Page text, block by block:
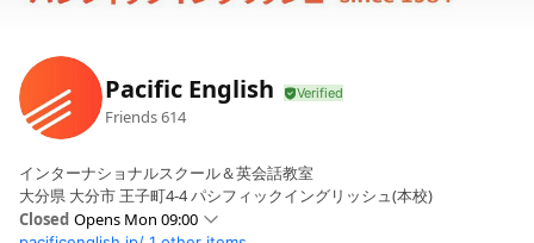
Pacific English
Friends614
インターナショナルスクール＆英会話教室
大分県 大分市 王子町4-4 パシフィックイングリッシュ(本校)
Closed Opens Mon 09:00